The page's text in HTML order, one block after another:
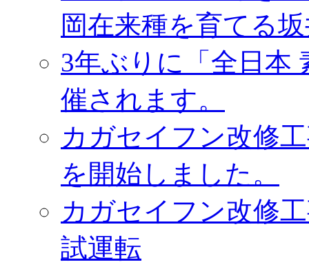
岡在来種を育てる
3年ぶりに「全日本
催されます。
カガセイフン改修
を開始しました。
カガセイフン改修
試運転